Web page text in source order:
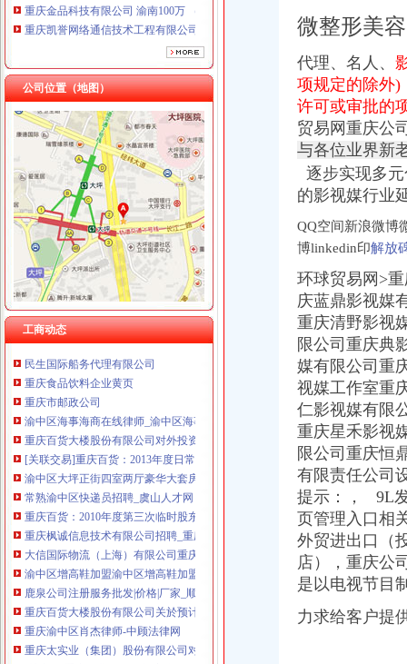
重庆凯誉网络通信技术工程有限公司 渝中300万 （工商变更）
重庆佳技维科技发展有限公司 渝南100万 （进出口权）
重庆海谛升进出口贸易有限公司 渝北100万 （进出口权）
重庆逸道医疗器械有限公司
重庆泰盛贷款咨询有限公司 渝高 （工商注册）
重庆尊博贸易有限公司 渝江 （工商注册）
重庆晒微科技有限公司 渝南3万 （工商注册）
重庆欧氏科技发展有限公司 渝九50万 （进出口权）
重庆市明诚塑料制品有限责任公司 渝高100万 （进出口权）
重庆金品科技有限公司 渝南100万 （进出口权）
重庆凯誉网络通信技术工程有限公司 渝中300万 （工商变更）
重庆佳技维科技发展有限公司 渝南100万 （进出口权）
公司位置（地图）
工商动态
渝中区代办进出口公司
山东莱德管阀有限公司（重庆代理）-商铺
鹿泉公司注册服务批发|价格|厂家_顺企网
[股东会]重庆百货：2010年度第三次临时股东大会会议资料-[中财网]
大信国际物流（上海）有限公司重庆分公司-大信国际物流（上海）有
渝中区铝管的价格_铝信
重庆市邮政公司
重庆百货大楼股份有限公司关於预计2015年日常关联交易公告
渝中区海事海商在线律师_渝中区海事海商律师在线免费咨询_华律网
重庆旅游新报社有限公司
渝中区大坪正街四室两厅豪华大套房_重庆渝中区大坪短租房_游天下
民生国际船务代理有限公司
重庆食品饮料企业黄页
重庆市邮政公司
渝中区海事海商在线律师_渝中区海事海商律师在线免费咨询_华律网
重庆百货大楼股份有限公司对外投资公告
[关联交易]重庆百货：2013年度日常关联交易预计公告-[中财网]
渝中区大坪正街四室两厅豪华大套房_重庆渝中区大坪短租房_游天下
常熟渝中区快递员招聘_虞山人才网
重庆百货：2010年度第三次临时股东大会会议资料_证券之星
重庆枫诚信息技术有限公司招聘_重庆枫诚信息技术有限公司新招聘_
大信国际物流（上海）有限公司重庆分公司-大信国际物流（上海）有
渝中区增高鞋加盟渝中区增高鞋加盟店渝中区加盟增高鞋店-渝中区
鹿泉公司注册服务批发|价格|厂家_顺企网
重庆百货大楼股份有限公司关於预计2015年日常关联交易公告
重庆渝中区肖杰律师-中顾法律网
重庆太实业（集团）股份有限公司对外投资暨关联交易公告_财经_
[股东会]重庆百货：2010年度第三次临时股东大会会议资料-[中财网]
微整形美
代理、名人、
项规定的除外)
许可或审批的
贸易网重庆公
与各位业界新
逐步实现多
的影视媒行业
QQ空间新浪微博
博linkedin印解放
环球贸易网>
庆蓝鼎影视媒
重庆清野影视
限公司重庆典
媒有限公司重
视媒工作室重
仁影视媒有限
重庆星禾影视
限公司重庆恒
有限责任公司
提示：， 9L
页管理入口相
外贸进出口（
店）， 重庆公
是以电视节目
力求给客户提